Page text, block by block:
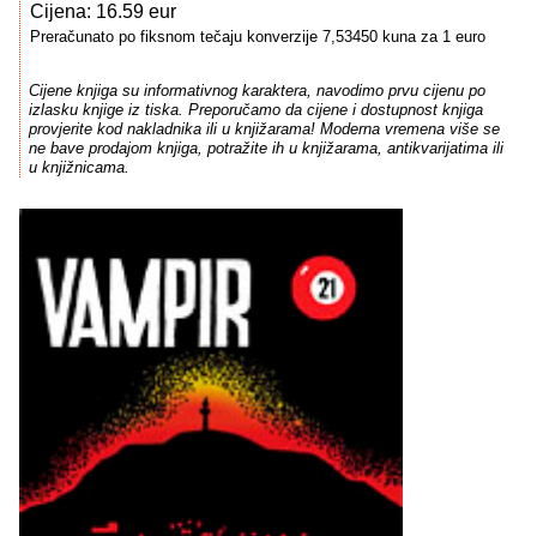
Cijena: 16.59 eur
Preračunato po fiksnom tečaju konverzije 7,53450 kuna za 1 euro
Cijene knjiga su informativnog karaktera, navodimo prvu cijenu po
izlasku knjige iz tiska. Preporučamo da cijene i dostupnost knjiga
provjerite kod nakladnika ili u knjižarama! Moderna vremena više se
ne bave prodajom knjiga, potražite ih u knjižarama, antikvarijatima ili
u knjižnicama.